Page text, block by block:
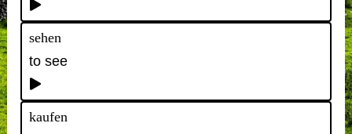
sehen
to see
kaufen